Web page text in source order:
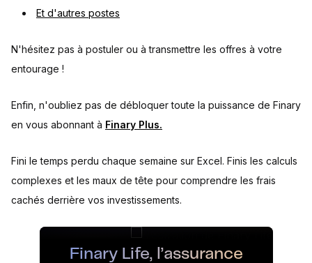
Et d'autres postes
N'hésitez pas à postuler ou à transmettre les offres à votre
entourage !
Enfin, n'oubliez pas de débloquer toute la puissance de Finary
en vous abonnant à Finary Plus.
Fini le temps perdu chaque semaine sur Excel. Finis les calculs
complexes et les maux de tête pour comprendre les frais
cachés derrière vos investissements.
Finary Life, l’assurance